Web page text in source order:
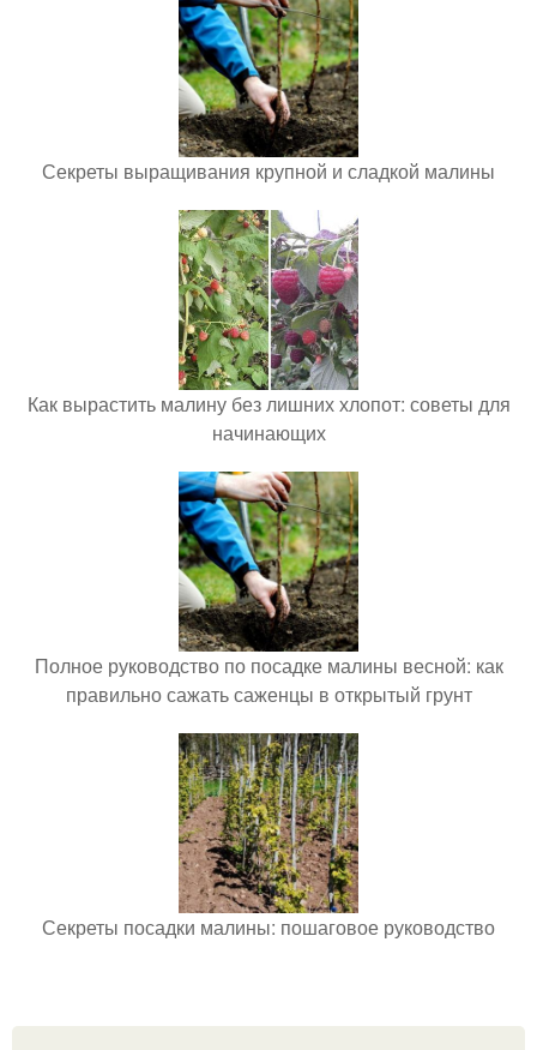
Секреты выращивания крупной и сладкой малины
Как вырастить малину без лишних хлопот: советы для
начинающих
Полное руководство по посадке малины весной: как
правильно сажать саженцы в открытый грунт
Секреты посадки малины: пошаговое руководство